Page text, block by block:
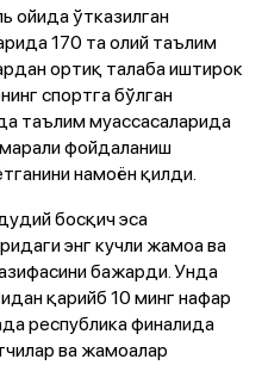
ойида ўтказилган
170 та олий таълим
ортиқ талаба иштирок
спортга бўлган
таълим муассасаларида
фойдаланиш
намоён қилди.
босқич эса
энг кучли жамоа ва
бажарди. Унда
қарийб 10 минг нафар
республика финалида
ва жамоалар